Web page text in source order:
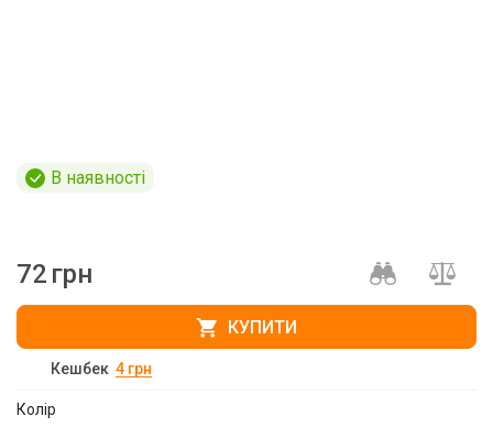
Колір
В наявності
72 грн
КУПИТИ
Кешбек 4 грн